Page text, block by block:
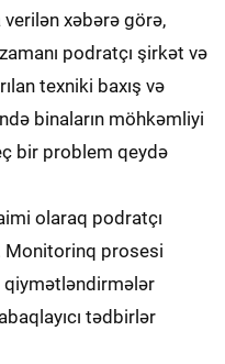
xəbərə görə,
podratçı şirkət və
texniki baxış və
binaların möhkəmliyi
bir problem qeydə
olaraq podratçı
Monitorinq prosesi
tədbirlər